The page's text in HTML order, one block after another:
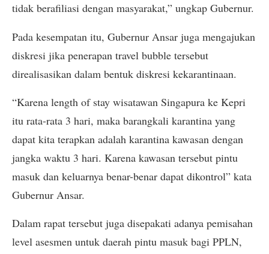
tidak berafiliasi dengan masyarakat,” ungkap Gubernur.
Pada kesempatan itu, Gubernur Ansar juga mengajukan
diskresi jika penerapan travel bubble tersebut
direalisasikan dalam bentuk diskresi kekarantinaan.
“Karena length of stay wisatawan Singapura ke Kepri
itu rata-rata 3 hari, maka barangkali karantina yang
dapat kita terapkan adalah karantina kawasan dengan
jangka waktu 3 hari. Karena kawasan tersebut pintu
masuk dan keluarnya benar-benar dapat dikontrol” kata
Gubernur Ansar.
Dalam rapat tersebut juga disepakati adanya pemisahan
level asesmen untuk daerah pintu masuk bagi PPLN,